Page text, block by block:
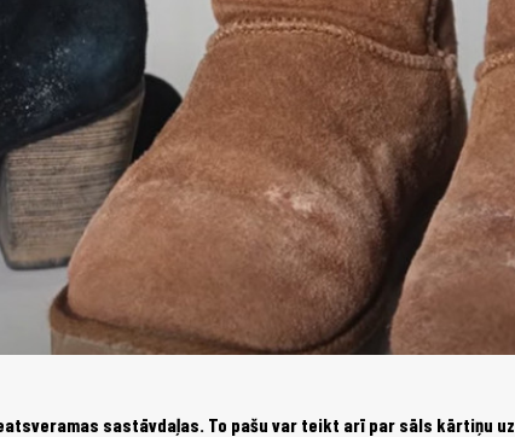
sastāvdaļas. To pašu var teikt arī par sāls kārtiņu uz